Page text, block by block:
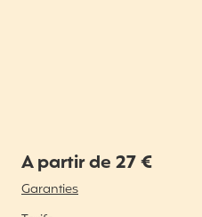
A partir de 27 €
Garanties